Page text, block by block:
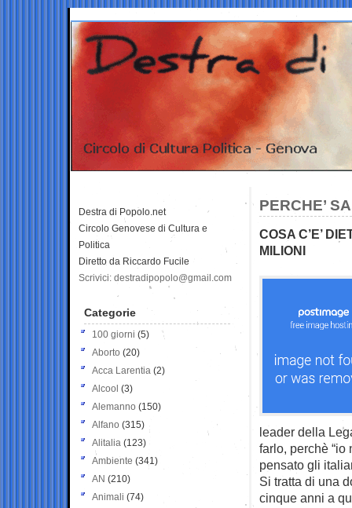
PERCHE’
COSA C’E’
MILIONI
leader della
farlo, perchè
pensato gli
Si tratta di una
cinque anni a
Destra di Popolo.net
Circolo Genovese di Cultura e
Politica
Diretto da Riccardo Fucile
Scrivici: destradipopolo@gmail.com
Categorie
100 giorni (5)
Aborto (20)
Acca Larentia (2)
Alcool (3)
Alemanno (150)
Alfano (315)
Alitalia (123)
Ambiente (341)
AN (210)
Animali (74)